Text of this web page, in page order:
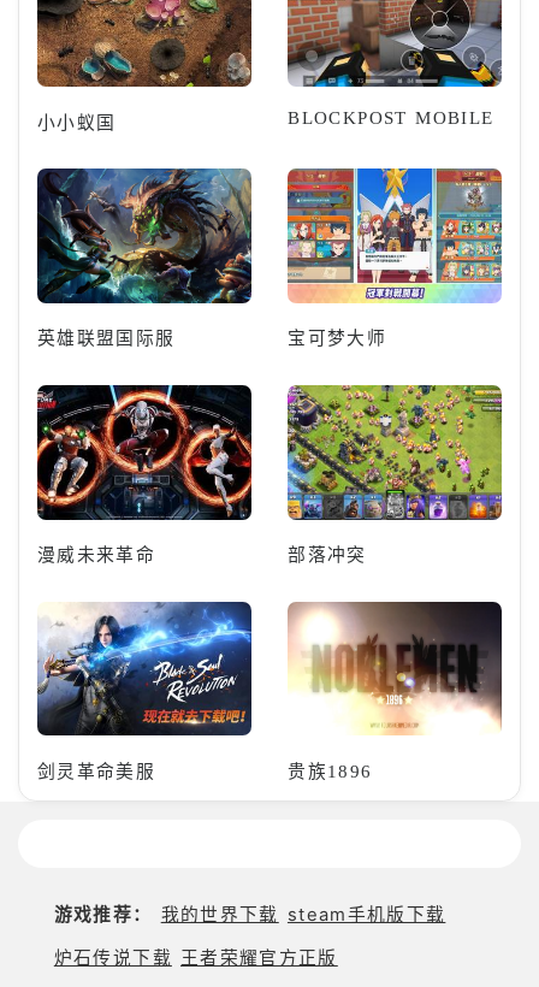
小小蚁国 BLOCKPOST MOBILE
英雄联盟国际服 宝可梦大师
漫威未来革命 部落冲突
剑灵革命美服 贵族1896
游戏推荐： 我的世界下载 steam手机版下载
炉石传说下载 王者荣耀官方正版